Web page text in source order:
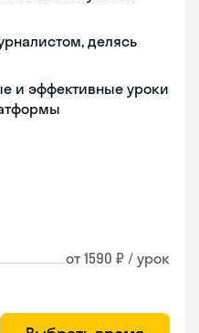
делясь
и эффективные уроки
от 1590 ₽ / урок